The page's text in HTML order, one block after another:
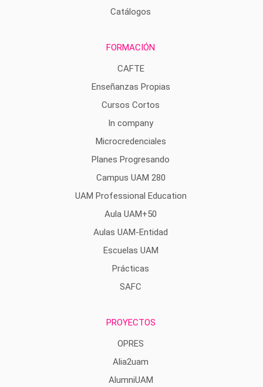
Catálogos
FORMACIÓN
CAFTE
Enseñanzas Propias
Cursos Cortos
In company
Microcredenciales
Planes Progresando
Campus UAM 280
UAM Professional Education
Aula UAM+50
Aulas UAM-Entidad
Escuelas UAM
Prácticas
SAFC
PROYECTOS
OPRES
Alia2uam
AlumniUAM